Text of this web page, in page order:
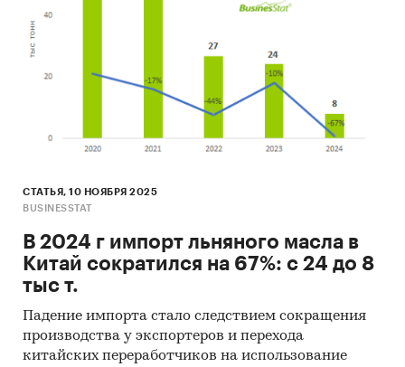
• Сбор и анализ вторичной информации
печатных и электронных деловых и
специализированных изданий.
Потребительские товары
Автомобили, мотоциклы / Легковые
Азия
/ Китай
СТАТЬЯ, 10 НОЯБРЯ 2025
BUSINESSTAT
В 2024 г импорт льняного масла в
Китай сократился на 67%: с 24 до 8
тыс т.
Падение импорта стало следствием сокращения
производства у экспортеров и перехода
китайских переработчиков на использование